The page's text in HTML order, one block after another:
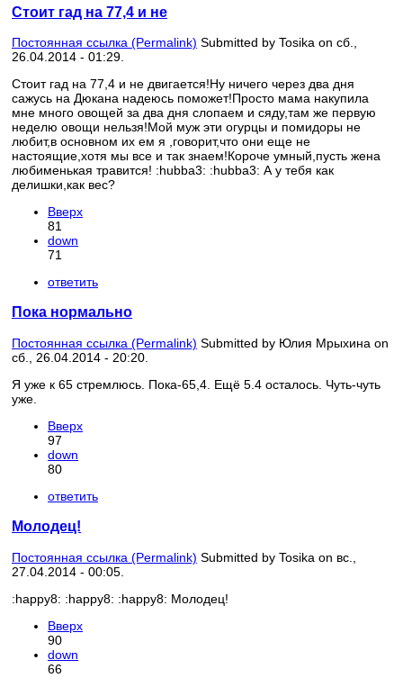
Стоит гад на 77,4 и не
Постоянная ссылка (Permalink) Submitted by Tosika on сб.,
26.04.2014 - 01:29.
Стоит гад на 77,4 и не двигается!Ну ничего через два дня
сажусь на Дюкана надеюсь поможет!Просто мама накупила
мне много овощей за два дня слопаем и сяду,там же первую
неделю овощи нельзя!Мой муж эти огурцы и помидоры не
любит,в основном их ем я ,говорит,что они еще не
настоящие,хотя мы все и так знаем!Короче умный,пусть жена
любименькая травится! :hubba3: :hubba3: А у тебя как
делишки,как вес?
Вверх
81
down
71
ответить
Пока нормально
Постоянная ссылка (Permalink) Submitted by Юлия Мрыхина on
сб., 26.04.2014 - 20:20.
Я уже к 65 стремлюсь. Пока-65,4. Ещё 5.4 осталось. Чуть-чуть
уже.
Вверх
97
down
80
ответить
Молодец!
Постоянная ссылка (Permalink) Submitted by Tosika on вс.,
27.04.2014 - 00:05.
:happy8: :happy8: :happy8: Молодец!
Вверх
90
down
66